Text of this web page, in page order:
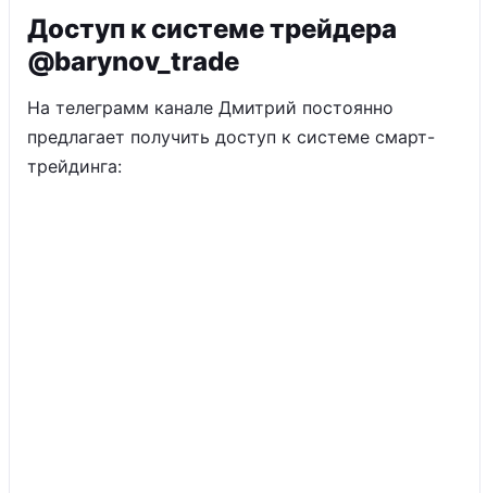
Доступ к системе трейдера
@barynov_trade
На телеграмм канале Дмитрий постоянно
предлагает получить доступ к системе смарт-
трейдинга: